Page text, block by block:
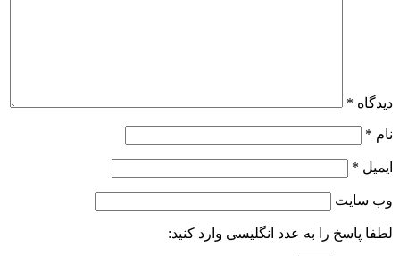
دیدگاه *
نام *
ایمیل *
وب‌ سایت
لطفا پاسخ را به عدد انگلیسی وارد کنید: